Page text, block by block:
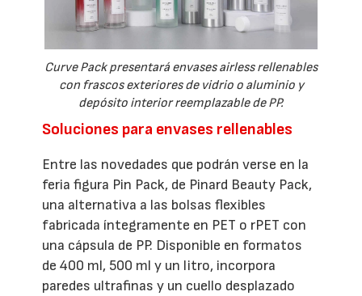
Curve Pack presentará envases airless rellenables
con frascos exteriores de vidrio o aluminio y
depósito interior reemplazable de PP.
Soluciones para envases rellenables
Entre las novedades que podrán verse en la
feria figura Pin Pack, de Pinard Beauty Pack,
una alternativa a las bolsas flexibles
fabricada íntegramente en PET o rPET con
una cápsula de PP. Disponible en formatos
de 400 ml, 500 ml y un litro, incorpora
paredes ultrafinas y un cuello desplazado